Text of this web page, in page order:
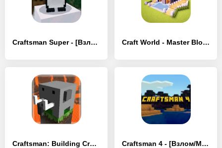
Craftsman Super - [Взлом/МОД Все открыто] Craft World - Master Block 3D - [Взлом/МОД Меню]
Craftsman: Building Craft - [Взлом/МОД Меню] Craftsman 4 - [Взлом/МОД Unlocked]